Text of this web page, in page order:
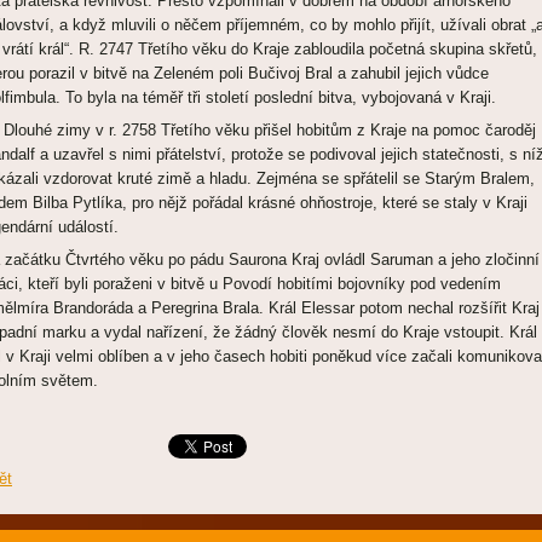
a když mluvili o něčem příjemném, co by mohlo přijít, užívali obrat
král“. R. 2747 Třetího věku do Kraje zabloudila početná skupina skřetů,
porazil v bitvě na Zeleném poli Bučivoj Bral a zahubil jejich vůdce
To byla na téměř tři století poslední bitva, vybojovaná v Kraji.
Dlouhé zimy v r. 2758 Třetího věku přišel hobitům z Kraje na pomoc čaroděj
a uzavřel s nimi přátelství, protože se podivoval jejich statečnosti, s níž
vzdorovat kruté zimě a hladu. Zejména se spřátelil se Starým Bralem,
Bilba Pytlíka, pro nějž pořádal krásné ohňostroje, které se staly v Kraji
událostí.
začátku Čtvrtého věku po pádu Saurona Kraj ovládl Saruman a jeho zločinní
kteří byli poraženi v bitvě u Povodí hobitími bojovníky pod vedením
Brandoráda a Peregrina Brala. Král Elessar potom nechal rozšířit
marku a vydal nařízení, že žádný člověk nesmí do Kraje vstoupit. Král
v Kraji velmi oblíben a v jeho časech hobiti poněkud více začali
světem.